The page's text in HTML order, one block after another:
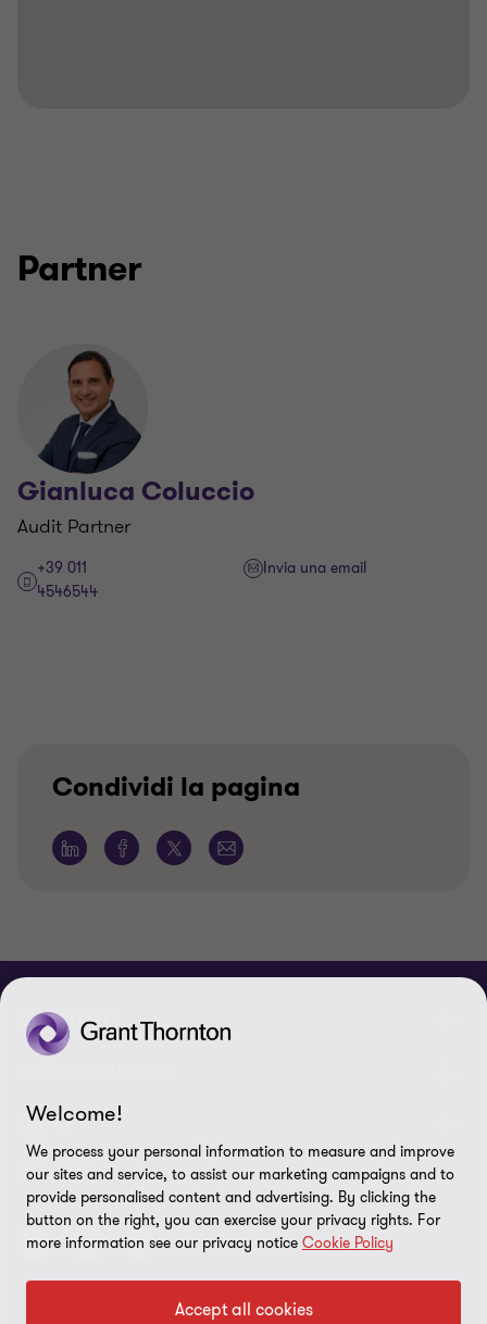
Partner
Gianluca Coluccio
Audit Partner
+39 011
4546544
Invia una email
Condividi la pagina
CHI SIAMO
Chi Siamo
Contattaci
Lavora con noi
I nostri servizi di assurance
I nostri servizi di advisory
I nostri servizi IT & Cloud
LEGAL
Privacy policy
Cookie policy
SEGUICI
Welcome!
We process your personal information to measure and improve
our sites and service, to assist our marketing campaigns and to
provide personalised content and advertising. By clicking the
button on the right, you can exercise your privacy rights. For
more information see our privacy notice Cookie Policy
Accept all cookies